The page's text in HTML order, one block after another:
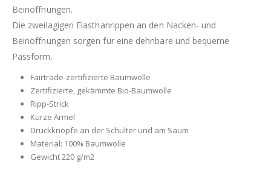
Beinöffnungen.
Die zweilagigen Elasthanrippen an den Nacken- und
Beinöffnungen sorgen für eine dehnbare und bequeme
Passform.
Fairtrade-zertifizierte Baumwolle
Zertifizierte, gekämmte Bio-Baumwolle
Ripp-Strick
Kurze Ärmel
Druckknöpfe an der Schulter und am Saum
Material: 100% Baumwolle
Gewicht 220 g/m2